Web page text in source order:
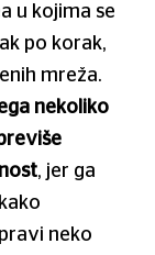
u kojima se
po korak,
mreža.
nekoliko
, jer ga
neko